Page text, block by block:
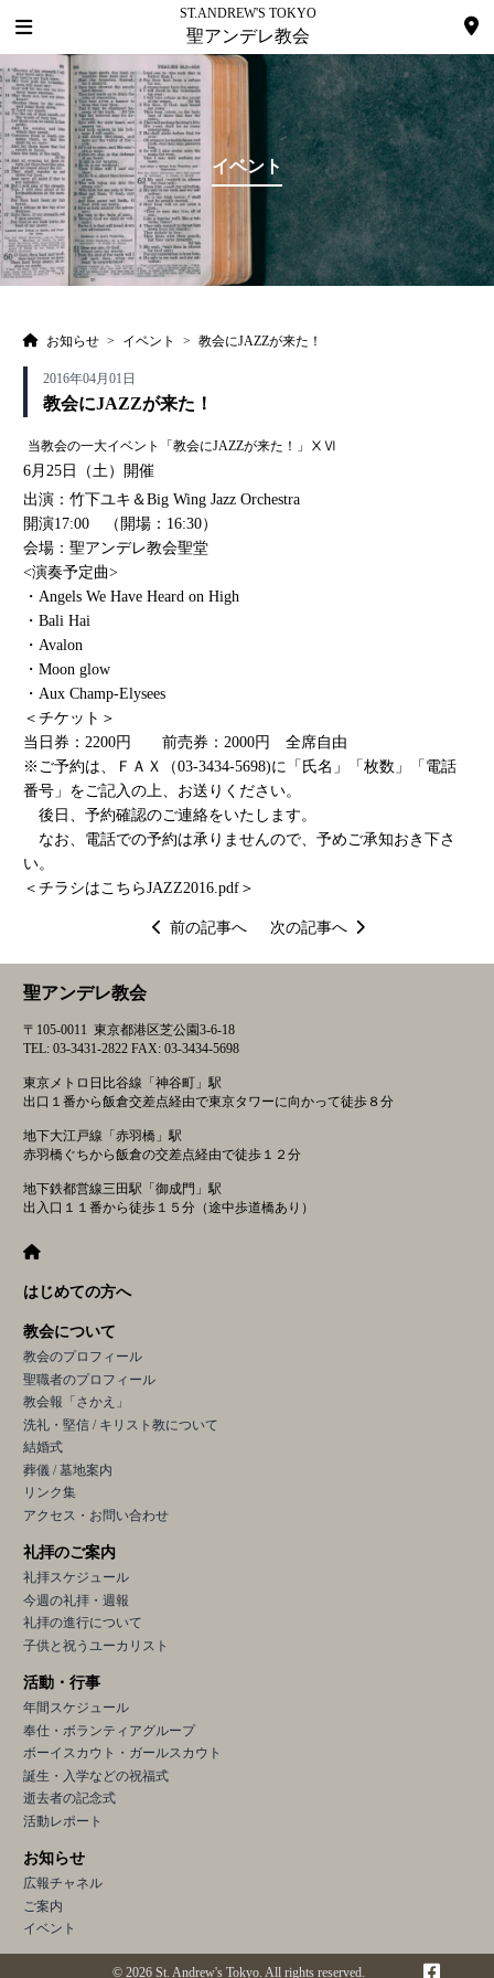
ST.ANDREW'S TOKYO
聖アンデレ教会
イベント
お知らせ > イベント > 教会にJAZZが来た！
2016年04月01日
教会にJAZZが来た！
当教会の一大イベント「教会にJAZZが来た！」ⅩⅥ
6月25日（土）開催
出演：竹下ユキ＆Big Wing Jazz Orchestra
開演17:00 （開場：16:30）
会場：聖アンデレ教会聖堂
<演奏予定曲>
・Angels We Have Heard on High
・Bali Hai
・Avalon
・Moon glow
・Aux Champ-Elysees
＜チケット＞
当日券：2200円 前売券：2000円 全席自由
※ご予約は、ＦＡＸ（03-3434-5698)に「氏名」「枚数」「電話
番号」をご記入の上、お送りください。
後日、予約確認のご連絡をいたします。
なお、電話での予約は承りませんので、予めご承知おき下さ
い。
＜チラシはこちらJAZZ2016.pdf ＞
次の記事へ
前の記事へ
聖アンデレ教会
〒105-0011 東京都港区芝公園3-6-18
TEL: 03-3431-2822 FAX: 03-3434-5698
東京メトロ日比谷線「神谷町」駅
出口１番から飯倉交差点経由で東京タワーに向かって徒歩８分
地下大江戸線「赤羽橋」駅
赤羽橋ぐちから飯倉の交差点経由で徒歩１２分
地下鉄都営線三田駅「御成門」駅
出入口１１番から徒歩１５分（途中歩道橋あり）
はじめての方へ
教会について
教会のプロフィール
聖職者のプロフィール
教会報「さかえ」
洗礼・堅信 / キリスト教について
結婚式
葬儀 / 墓地案内
リンク集
アクセス・お問い合わせ
礼拝のご案内
礼拝スケジュール
今週の礼拝・週報
礼拝の進行について
子供と祝うユーカリスト
活動・行事
年間スケジュール
奉仕・ボランティアグループ
ボーイスカウト・ガールスカウト
誕生・入学などの祝福式
逝去者の記念式
活動レポート
お知らせ
広報チャネル
ご案内
イベント
© 2026 St. Andrew's Tokyo. All rights reserved.